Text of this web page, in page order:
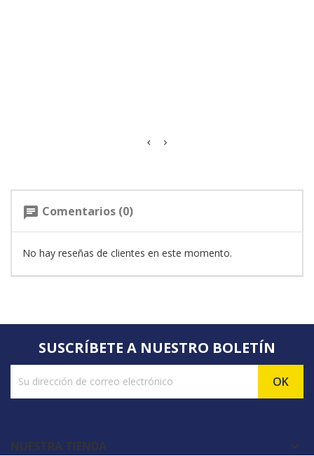
chat Comentarios (0)
No hay reseñas de clientes en este momento.
SUSCRÍBETE A NUESTRO BOLETÍN
NUESTRA TIENDA 